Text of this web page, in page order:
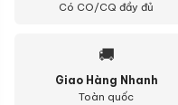
Có CO/CQ đầy đủ
🚚
Giao Hàng Nhanh
Toàn quốc